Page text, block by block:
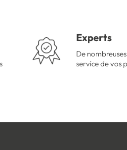
Experts
De
service de vos